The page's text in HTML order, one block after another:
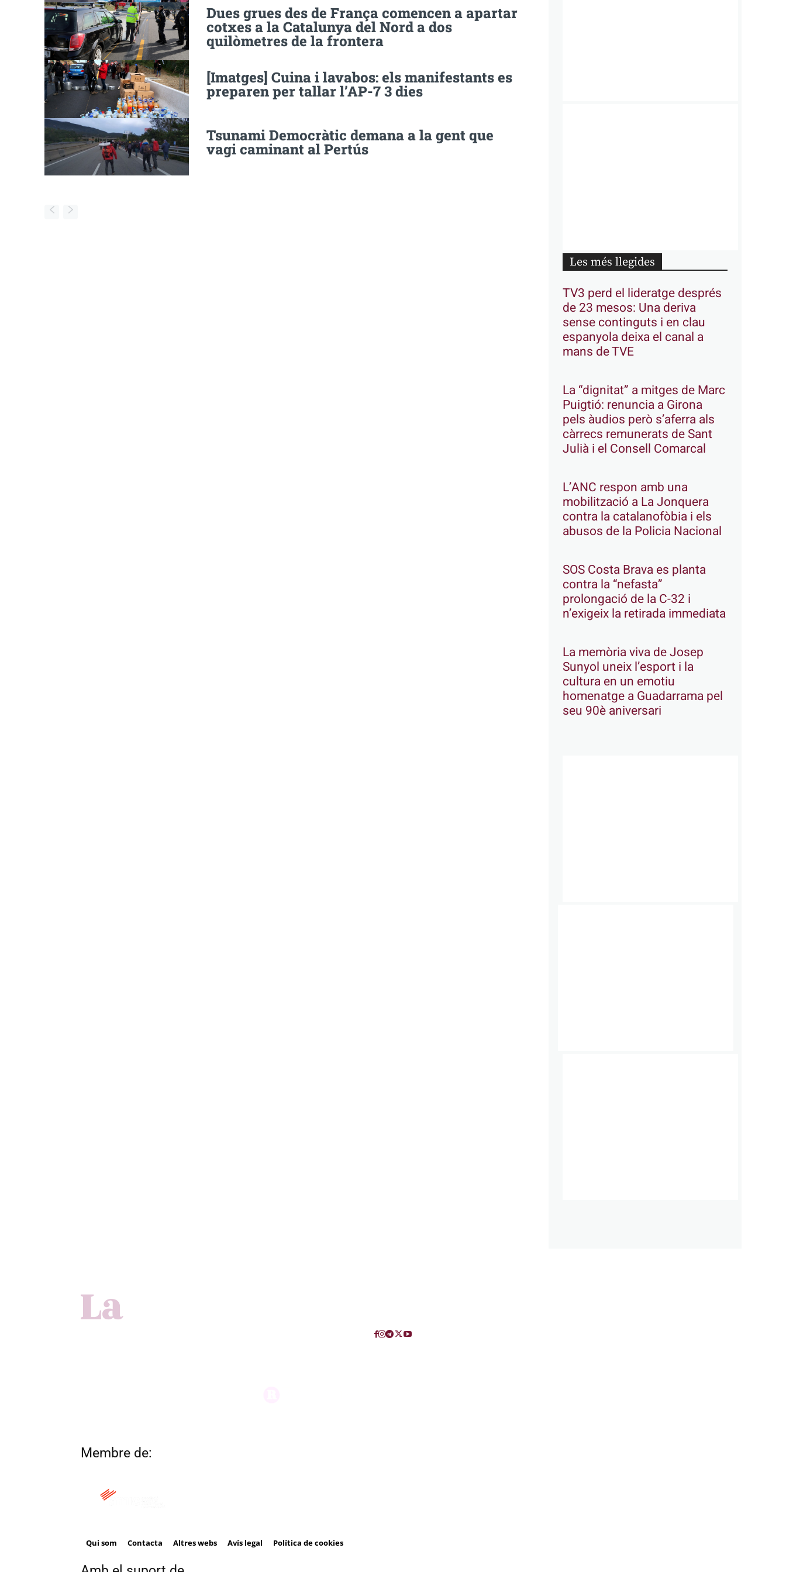
Dues grues des de França comencen a apartar
cotxes a la Catalunya del Nord a dos
quilòmetres de la frontera
[Imatges] Cuina i lavabos: els manifestants es
preparen per tallar l’AP-7 3 dies
Tsunami Democràtic demana a la gent que
vagi caminant al Pertús
Les més llegides
TV3 perd el lideratge després
de 23 mesos: Una deriva
sense continguts i en clau
espanyola deixa el canal a
mans de TVE
La “dignitat” a mitges de Marc
Puigtió: renuncia a Girona
pels àudios però s’aferra als
càrrecs remunerats de Sant
Julià i el Consell Comarcal
L’ANC respon amb una
mobilització a La Jonquera
contra la catalanofòbia i els
abusos de la Policia Nacional
SOS Costa Brava es planta
contra la “nefasta”
prolongació de la C-32 i
n’exigeix la retirada immediata
La memòria viva de Josep
Sunyol uneix l’esport i la
cultura en un emotiu
homenatge a Guadarrama pel
seu 90è aniversari
Membre de:
Qui som Contacta Altres webs Avís legal Política de cookies